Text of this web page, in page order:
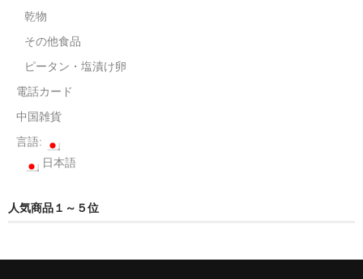
乾物
その他食品
ピータン・塩漬け卵
電話カード
中国雑貨
言語:
日本語
人気商品１～５位